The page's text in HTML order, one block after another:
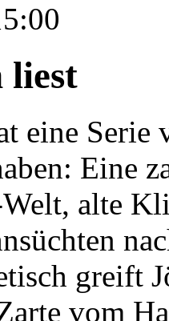
liest
eine Serie
Eine
alte
greift
vom